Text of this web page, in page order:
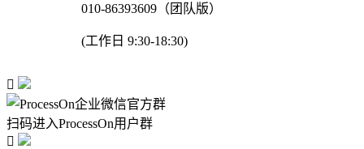
010-86393609（团队版）
(工作日 9:30-18:30)

扫码进入ProcessOn用户群
